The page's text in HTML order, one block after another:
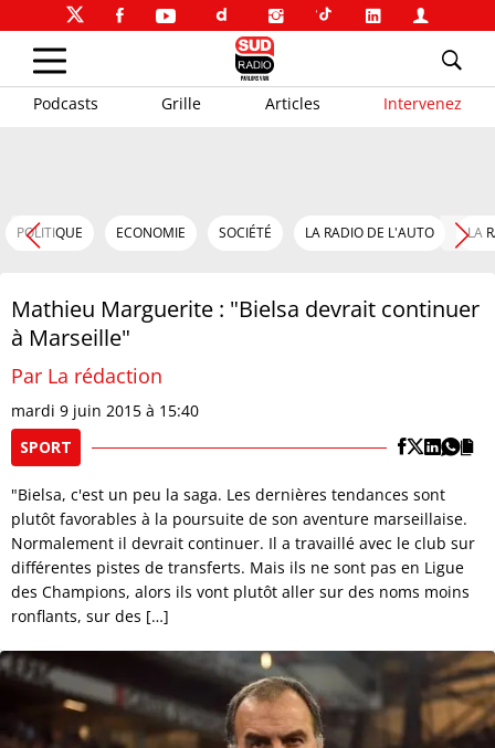
Podcasts Grille Articles Intervenez
POLITIQUE ECONOMIE SOCIÉTÉ LA RADIO DE L'AUTO LA
Mathieu Marguerite : "Bielsa devrait continuer
à Marseille"
Par La rédaction
mardi 9 juin 2015 à 15:40
SPORT
"Bielsa, c'est un peu la saga. Les dernières tendances sont
plutôt favorables à la poursuite de son aventure marseillaise.
Normalement il devrait continuer. Il a travaillé avec le club sur
différentes pistes de transferts. Mais ils ne sont pas en Ligue
des Champions, alors ils vont plutôt aller sur des noms moins
ronflants, sur des […]